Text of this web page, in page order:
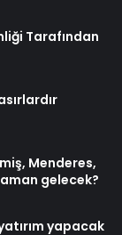
Tarafından
Menderes,
gelecek?
yapacak